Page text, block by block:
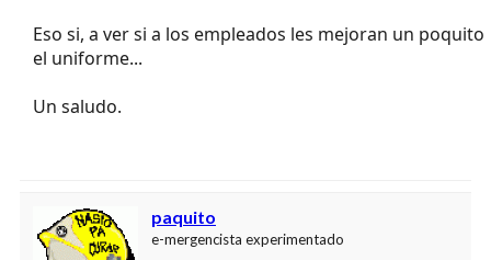
Eso si, a ver si a los empleados les mejoran un poquito
el uniforme...
Un saludo.
paquito
e-mergencista experimentado